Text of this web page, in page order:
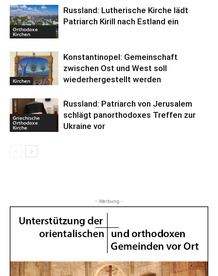
Orthodoxe
Kirchen
Russland: Lutherische Kirche lädt
Patriarch Kirill nach Estland ein
Kirchen
Konstantinopel: Gemeinschaft
zwischen Ost und West soll
wiederhergestellt werden
Griechische
Orthodoxe
Kirche
Russland: Patriarch von Jerusalem
schlägt panorthodoxes Treffen zur
Ukraine vor
- Werbung -